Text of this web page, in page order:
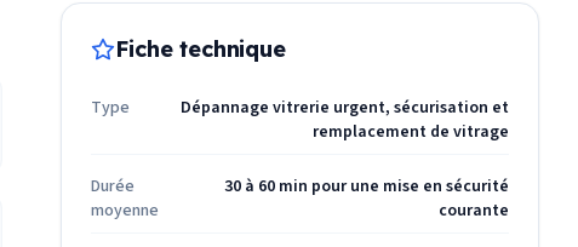
Fiche technique
Type
Dépannage vitrerie urgent, sécurisation et
remplacement de vitrage
Durée
moyenne
30 à 60 min pour une mise en sécurité
courante